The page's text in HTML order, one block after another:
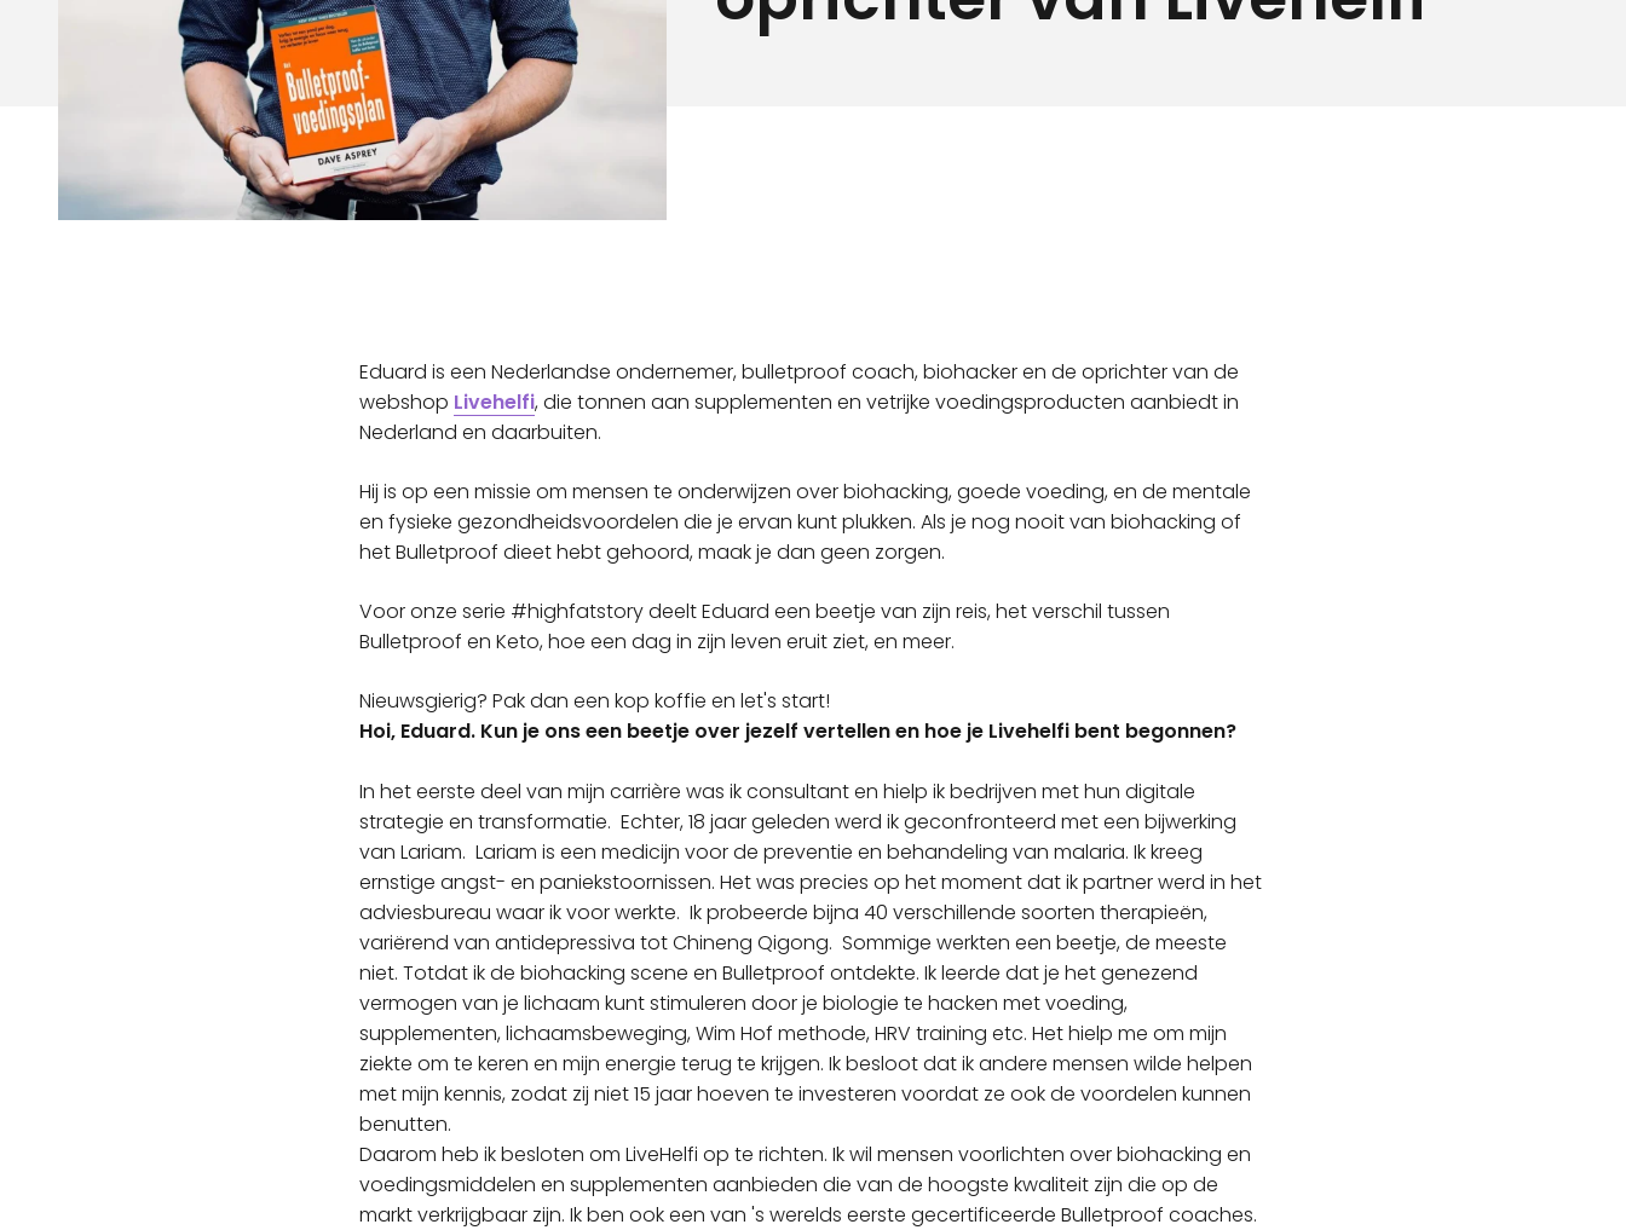
Eduard is een Nederlandse ondernemer, bulletproof coach, biohacker en de oprichter van de
webshop Livehelfi, die tonnen aan supplementen en vetrijke voedingsproducten aanbiedt in
Nederland en daarbuiten.
Hij is op een missie om mensen te onderwijzen over biohacking, goede voeding, en de mentale
en fysieke gezondheidsvoordelen die je ervan kunt plukken. Als je nog nooit van biohacking of
het Bulletproof dieet hebt gehoord, maak je dan geen zorgen.
Voor onze serie #highfatstory deelt Eduard een beetje van zijn reis, het verschil tussen
Bulletproof en Keto, hoe een dag in zijn leven eruit ziet, en meer.
Nieuwsgierig? Pak dan een kop koffie en let's start!
Hoi, Eduard. Kun je ons een beetje over jezelf vertellen en hoe je Livehelfi bent begonnen?
In het eerste deel van mijn carrière was ik consultant en hielp ik bedrijven met hun digitale
strategie en transformatie. Echter, 18 jaar geleden werd ik geconfronteerd met een bijwerking
van Lariam. Lariam is een medicijn voor de preventie en behandeling van malaria. Ik kreeg
ernstige angst- en paniekstoornissen. Het was precies op het moment dat ik partner werd in het
adviesbureau waar ik voor werkte. Ik probeerde bijna 40 verschillende soorten therapieën,
variërend van antidepressiva tot Chineng Qigong. Sommige werkten een beetje, de meeste
niet. Totdat ik de biohacking scene en Bulletproof ontdekte. Ik leerde dat je het genezend
vermogen van je lichaam kunt stimuleren door je biologie te hacken met voeding,
supplementen, lichaamsbeweging, Wim Hof methode, HRV training etc. Het hielp me om mijn
ziekte om te keren en mijn energie terug te krijgen. Ik besloot dat ik andere mensen wilde helpen
met mijn kennis, zodat zij niet 15 jaar hoeven te investeren voordat ze ook de voordelen kunnen
benutten.
Daarom heb ik besloten om LiveHelfi op te richten. Ik wil mensen voorlichten over biohacking en
voedingsmiddelen en supplementen aanbieden die van de hoogste kwaliteit zijn die op de
markt verkrijgbaar zijn. Ik ben ook een van 's werelds eerste gecertificeerde Bulletproof coaches.